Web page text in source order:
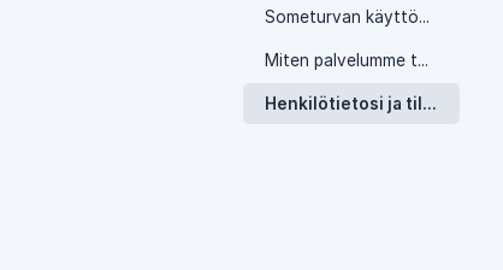
Someturvan käyttöönotto
Miten palvelumme toimii?
Henkilötietosi ja tilisi